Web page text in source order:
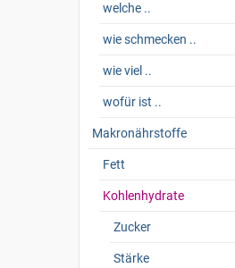
welche ..
wie schmecken ..
wie viel ..
wofür ist ..
Makronährstoffe
Fett
Kohlenhydrate
Zucker
Stärke